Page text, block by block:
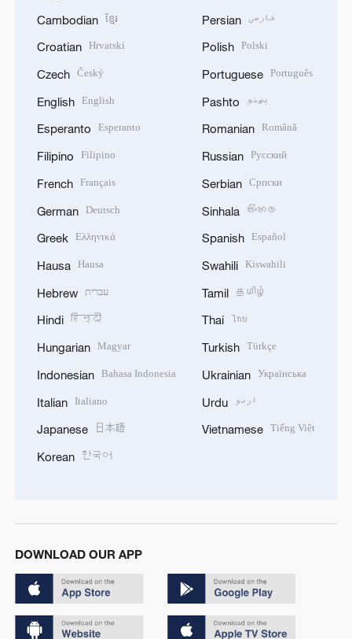
Cambodian ខ្មែរ
Croatian Hrvatski
Czech Český
English English
Esperanto Esperanto
Filipino Filipino
French Français
German Deutsch
Greek Ελληνικά
Hausa Hausa
Hebrew עברית
Hindi हिन्दी
Hungarian Magyar
Indonesian Bahasa Indonesia
Italian Italiano
Japanese 日本語
Korean 한국어
Persian فارسی
Polish Polski
Portuguese Português
Pashto پښتو
Romanian Română
Russian Русский
Serbian Српски
Sinhala සිංහල
Spanish Español
Swahili Kiswahili
Tamil தமிழ்
Thai ไทย
Turkish Türkçe
Ukrainian Українська
Urdu اردو
Vietnamese Tiếng Việt
DOWNLOAD OUR APP